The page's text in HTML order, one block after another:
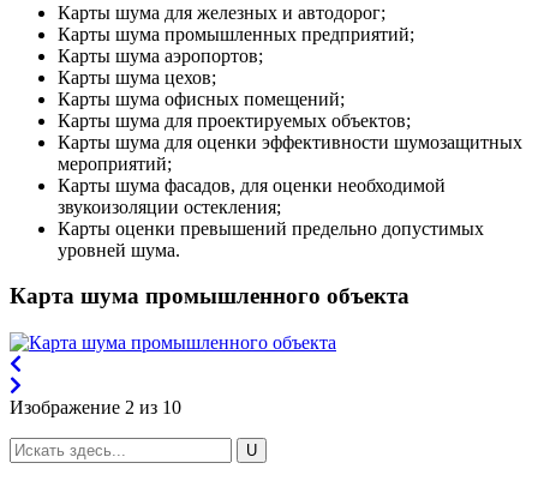
Карты шума для железных и автодорог;
Карты шума промышленных предприятий;
Карты шума аэропортов;
Карты шума цехов;
Карты шума офисных помещений;
Карты шума для проектируемых объектов;
Карты шума для оценки эффективности шумозащитных
мероприятий;
Карты шума фасадов, для оценки необходимой
звукоизоляции остекления;
Карты оценки превышений предельно допустимых
уровней шума.
Карта шума промышленного объекта
Изображение 2 из 10